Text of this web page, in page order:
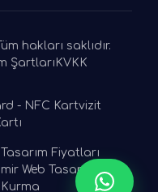
hakları saklıdır.
ŞartlarıKVKK
- NFC Kartvizit
Fiyatları
Web Tasarım
Kurma